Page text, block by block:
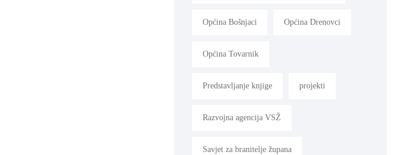
Općina Bošnjaci Općina Drenovci
Općina Tovarnik
Predstavljanje knjige projekti
Razvojna agencija VSŽ
Savjet za branitelje župana